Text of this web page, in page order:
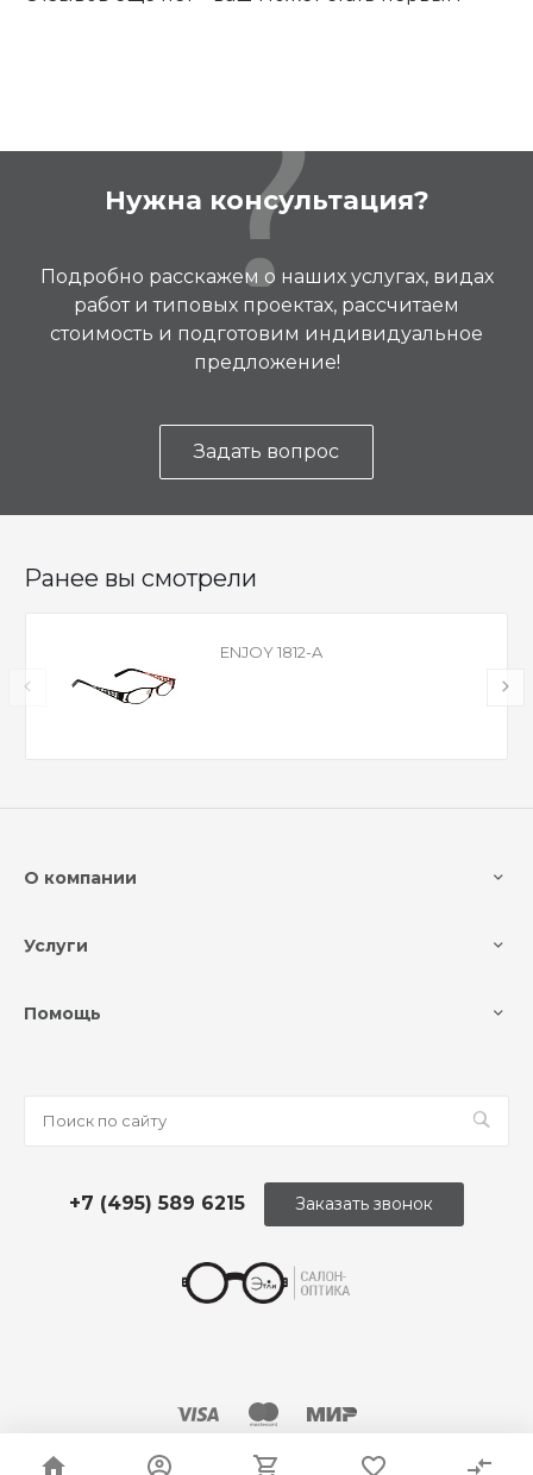
Нужна консультация?
Подробно расскажем о наших услугах, видах
работ и типовых проектах, рассчитаем
стоимость и подготовим индивидуальное
предложение!
Задать вопрос
Ранее вы смотрели
ENJOY 1812-A
О компании
Услуги
Помощь
+7 (495) 589 6215 Заказать звонок